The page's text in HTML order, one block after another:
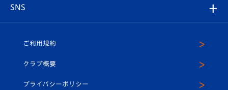
ホームタウン
U-18
SNS
ヴィヴィくんインスタグラム
公式LINE＠
ご利用規約
クラブ概要
プライバシーポリシー